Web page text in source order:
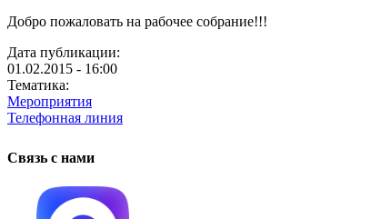
Добро пожаловать на рабочее собрание!!!
Дата публикации:
01.02.2015 - 16:00
Тематика:
Мероприятия
Телефонная линия
Связь с нами